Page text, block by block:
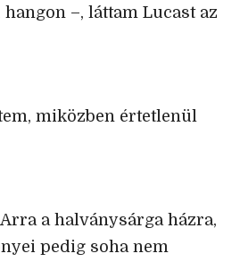
–, láttam Lucast az
miközben értetlenül
a halványsárga házra,
pedig soha nem